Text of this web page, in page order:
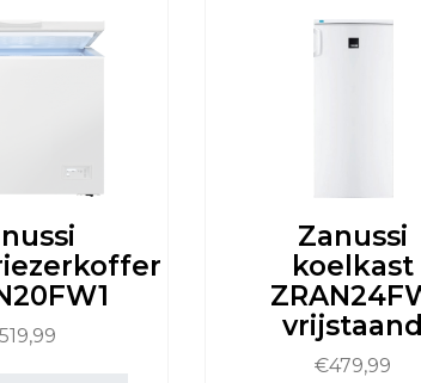
519,99
Zanussi
koelkast
€479,99